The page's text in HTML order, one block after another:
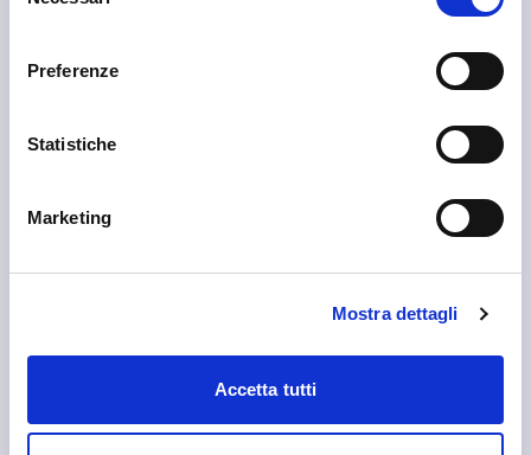
Preferenze
Statistiche
Marketing
Mostra dettagli
Accetta tutti
Se sei in zona, qui trovi alcune attività che puoi scoprire.